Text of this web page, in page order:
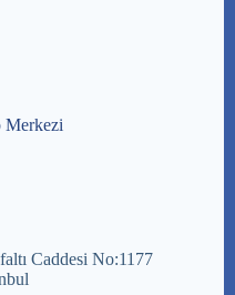
Merkezi
Caddesi No:1177